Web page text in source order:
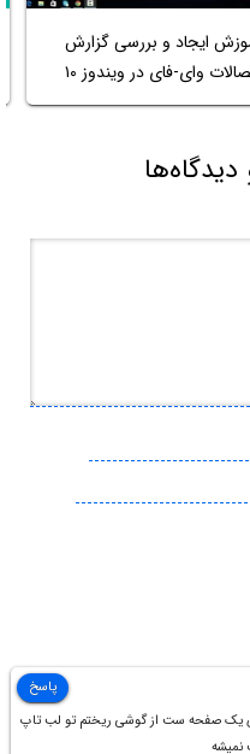
ایجاد و بررسی گزارش
وای-فای در ویندوز ۱۰
یک صفحه ست از گوشی ریختم تو لب تاپ
نمیشه
پاسخ